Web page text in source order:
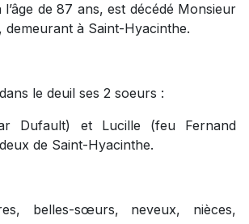
de 87 ans, est décédé Monsieur
demeurant à Saint-Hyacinthe.
le deuil ses 2 soeurs :
Dufault) et Lucille (feu Fernand
de Saint-Hyacinthe.
belles-sœurs, neveux, nièces,